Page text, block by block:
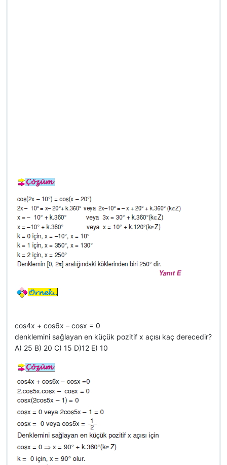
cos4x + cos6x – cosx = 0
denklemini sağlayan en küçük pozitif x açısı kaç derecedir?
A) 25 B) 20 C) 15 D)12 E) 10